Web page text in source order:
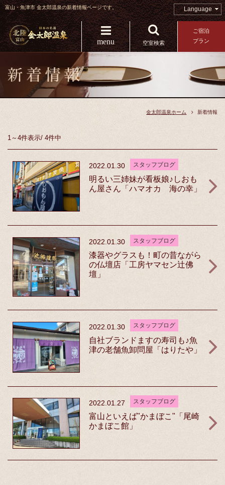
富山・魚津市 金太郎温泉の新着情報ページです。 Language
menu 空室検索
ご宿泊
プラン
金太郎温泉ホーム 新着情報
1～4件表示/ 4件中
2022.01.30 スタッフブログ
明るい三姉妹が看板娘♪しおも
ん屋さん「ハマオカ 海の幸」
2022.01.30 スタッフブログ
漆器やグラスも！町の昔ながら
の仏壇店「工房ヤマセン辻佛
壇」
2022.01.30 スタッフブログ
自社ブランドますの寿司も♪魚
津の老舗魚卸問屋「はりたや」
2022.01.27 スタッフブログ
富山といえば"かまぼこ"「尾崎
かまぼこ館」